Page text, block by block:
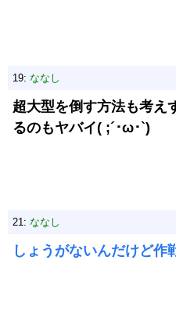
19: ななし
超大型を倒す方法も考え
るのもヤバイ( ;´･ω･`)
21: ななし
しょうがないんだけど作